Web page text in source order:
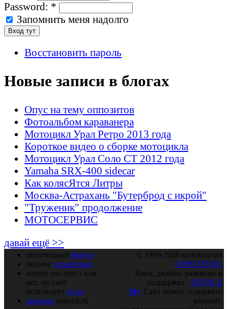
Password: *
Запомнить меня надолго
Восстановить пароль
Новые записи в блогах
Опус на тему оппозитов
Фотоальбом караванера
Мотоцикл Урал Ретро 2013 года
Короткое видео о сборке мотоцикла
Мотоцикл Урал Соло СТ 2012 года
Yamaha SRX-400 sidecar
Как колясЯтся Литры
Москва-Астрахань "Бутерброд с икрой"
"Труженик" продолжение
МОТОСЕРВИС
давай ещё >>
оппозитный форум
полное оглавление
хотите вы этого или
нет, но сайт
использует куки
закрома oppozit.ru
© 1999-2026 мотопортал
OPPOZIT.RU
Идея, дизайн, развитие и
поддержка : SHTRLZ
16+ Сайт может содержать
контент,